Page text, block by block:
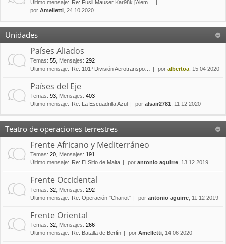
Último mensaje:
Re: Fusil Mauser Kar98k [Alem…
por Amelletti , 24 10 2020
Unidades
Países Aliados
Temas: 55 Mensajes: 292
Último mensaje:
Re: 101ª División Aerotranspo… por albertoa , 15 04 2020
Países del Eje
Temas: 93 Mensajes: 403
Último mensaje:
Re: La Escuadrilla Azul por alsair2781 , 11 12 2020
Teatro de operaciones terrestres
Frente Africano y Mediterráneo
Temas: 20 Mensajes: 191
Último mensaje:
Re: El Sitio de Malta por antonio aguirre , 13 12 2019
Frente Occidental
Temas: 32 Mensajes: 292
Último mensaje:
Re: Operación "Chariot" por antonio aguirre , 11 12 2019
Frente Oriental
Temas: 32 Mensajes: 266
Último mensaje:
Re: Batalla de Berlín por Amelletti , 14 06 2020